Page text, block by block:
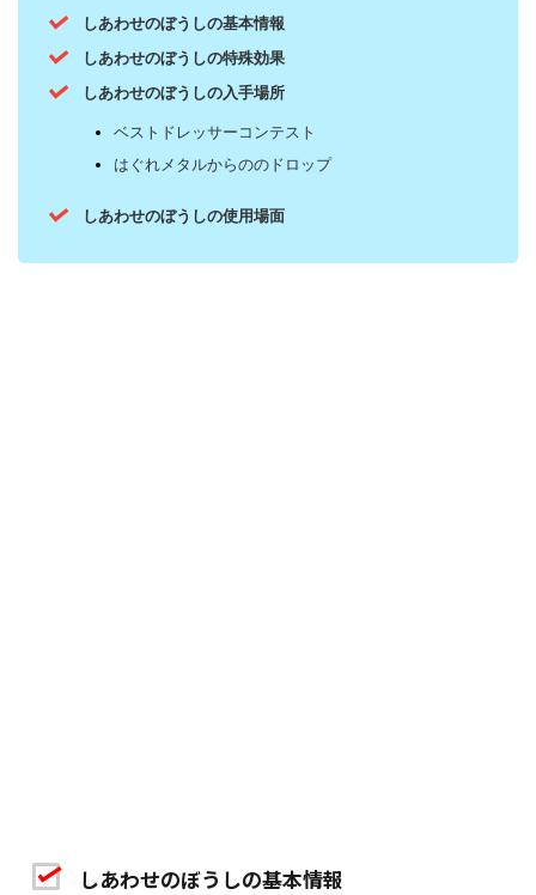
しあわせのぼうしの基本情報
しあわせのぼうしの特殊効果
しあわせのぼうしの入手場所
ベストドレッサーコンテスト
はぐれメタルからののドロップ
しあわせのぼうしの使用場面
しあわせのぼうしの基本情報